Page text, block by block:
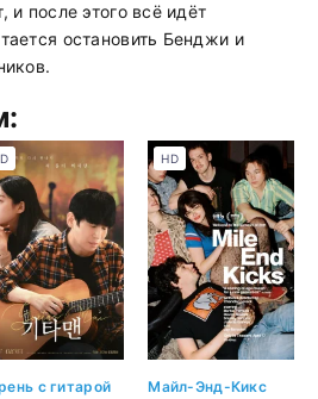
после этого всё идёт
остановить Бенджи и
с гитарой Майл-Энд-Кикс
HD